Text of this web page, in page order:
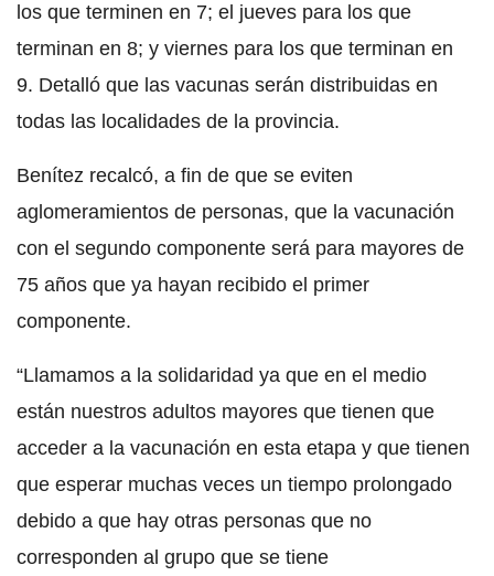
los que terminen en 7; el jueves para los que
terminan en 8; y viernes para los que terminan en
9. Detalló que las vacunas serán distribuidas en
todas las localidades de la provincia.
Benítez recalcó, a fin de que se eviten
aglomeramientos de personas, que la vacunación
con el segundo componente será para mayores de
75 años que ya hayan recibido el primer
componente.
“Llamamos a la solidaridad ya que en el medio
están nuestros adultos mayores que tienen que
acceder a la vacunación en esta etapa y que tienen
que esperar muchas veces un tiempo prolongado
debido a que hay otras personas que no
corresponden al grupo que se tiene